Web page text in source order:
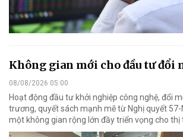
Không gian mới cho đầu tư đổi
08/08/2026 05:00
Hoạt động đầu tư khởi nghiệp công nghệ, đổi
trương, quyết sách mạnh mẽ từ Nghị quyết 57-
một không gian rộng lớn đầy triển vọng cho thị